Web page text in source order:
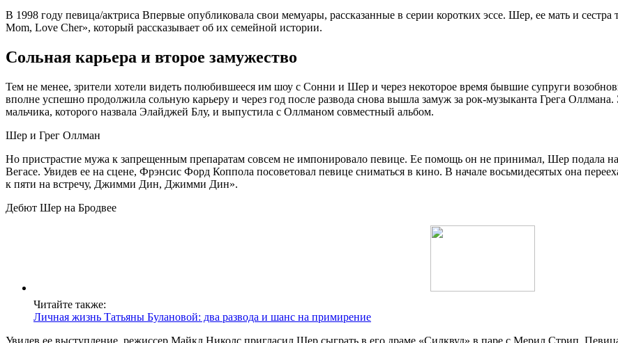
В 1998 году певица/актриса Впервые опубликовала свои мемуары, рассказанные в серии коротких эссе. Шер, ее мать и
Mom, Love Cher», который рассказывает об их семейной истории.
Сольная карьера и второе замужество
Тем не менее, зрители хотели видеть полюбившееся им шоу с Сонни и Шер и через некоторое время бывшие супруги
вполне успешно продолжила сольную карьеру и через год после развода снова вышла замуж за рок-музыканта Грега
мальчика, которого назвала Элайджей Блу, и выпустила с Оллманом совместный альбом.
Шер и Грег Оллман
Но пристрастие мужа к запрещенным препаратам совсем не импонировало певице. Ее помощь он не принимал, Шер подала на
Вегасе. Увидев ее на сцене, Фрэнсис Форд Коппола посоветовал певице сниматься в кино. В начале восьмидесятых она
к пяти на встречу, Джимми Дин, Джимми Дин».
Дебют Шер на Бродвее
Читайте также:
Личная жизнь Татьяны Булановой: два развода и шанс на примирение
Увидев ее выступление, режиссер Майкл Николс пригласил Шер сыграть в его драме «Силквуд» в паре с Мерил Стрип.